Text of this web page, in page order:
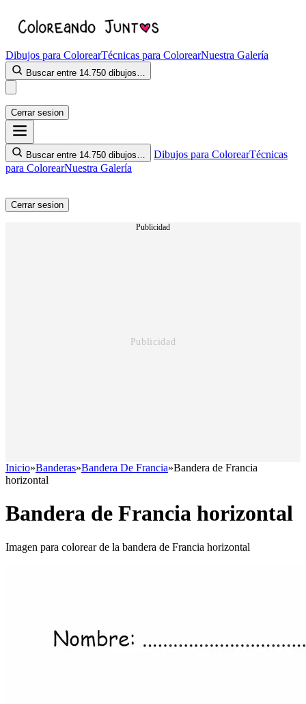
Dibujos para ColorearTécnicas para ColorearNuestra Galería
Buscar entre 14.750 dibujos…
Cerrar sesion
Buscar entre 14.750 dibujos… Dibujos para ColorearTécnicas
para ColorearNuestra Galería
Cerrar sesion
Publicidad
Inicio»Banderas»Bandera De Francia»Bandera de Francia
horizontal
Bandera de Francia horizontal
Imagen para colorear de la bandera de Francia horizontal